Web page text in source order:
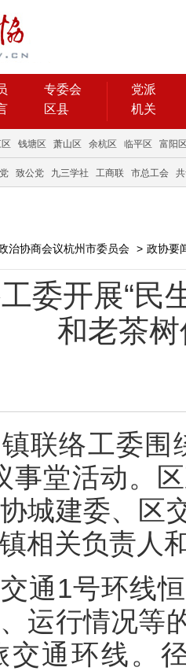
专委会
区县
党派
机关
钱塘区 萧山区 余杭区 临平区 富阳
致公党 九三学社 工商联 市总工会
治协商会议杭州市委员会 > 政协要
委开展“民
和老茶
联络工委围
事堂活动。
城建委、区
相关负责人
通1号环线
运行情况等
通环线。